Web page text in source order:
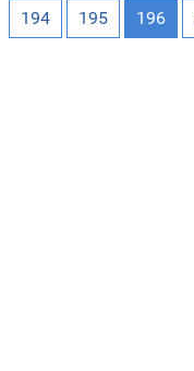
194 195 196